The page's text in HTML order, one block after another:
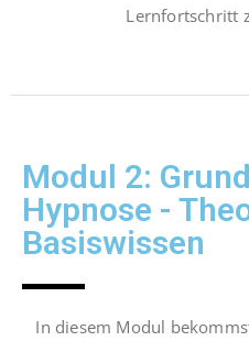
Lernfortschritt
Modul 2:
Hypnose -
Basiswissen
In diesem Modul